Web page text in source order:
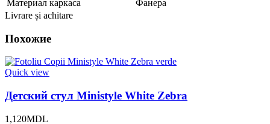
Материал каркаса
Фанера
Livrare și achitare
Похожие
Quick view
Детский стул Ministyle White Zebra
1,120MDL